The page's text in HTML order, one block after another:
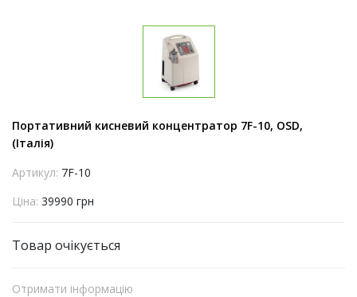
Портативний кисневий концентратор 7F-10, OSD,
(Італія)
Артикул: 7F-10
Ціна: 39990 грн
Товар очікується
Отримати інформацію